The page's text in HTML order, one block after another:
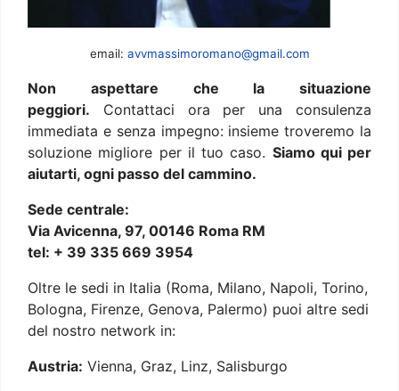
email: avvmassimoromano@gmail.com
Non aspettare che la situazione
peggiori. Contattaci ora per una consulenza
immediata e senza impegno: insieme troveremo la
soluzione migliore per il tuo caso. Siamo qui per
aiutarti, ogni passo del cammino.
Sede centrale:
Via Avicenna, 97, 00146 Roma RM
tel: + 39 335 669 3954
Oltre le sedi in Italia (Roma, Milano, Napoli, Torino,
Bologna, Firenze, Genova, Palermo) puoi altre sedi
del nostro network in:
Austria: Vienna, Graz, Linz, Salisburgo